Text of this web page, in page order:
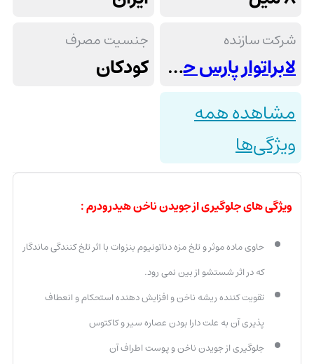
شرکت سازنده
لابراتوار پارس حیان
جنسیت مصرف
کودکان
مشاهده همه
ویژگی‌ها
ویژگی های جلوگیری از جویدن ناخن هیدرودرم :
حاوی ماده موثر و تلخ مزه دناتونیوم بنزوات با اثر تلخ کنندگی ماندگار
که در اثر شستشو از بین نمی رود.
تقویت کننده ریشه ناخن و افزایش دهنده استحکام و انعطاف
پذیری آن به علت دارا بودن عصاره سیر و کاکتوس
جلوگیری از جویدن ناخن و پوست اطراف آن